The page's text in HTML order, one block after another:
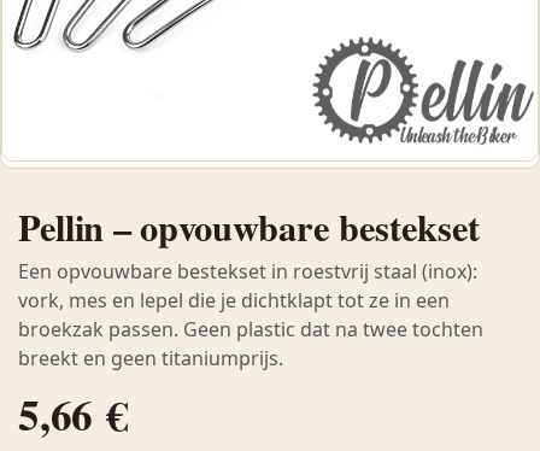
Pellin – opvouwbare bestekset
Een opvouwbare bestekset in roestvrij staal (inox):
vork, mes en lepel die je dichtklapt tot ze in een
broekzak passen. Geen plastic dat na twee tochten
breekt en geen titanium­prijs.
5,66 €